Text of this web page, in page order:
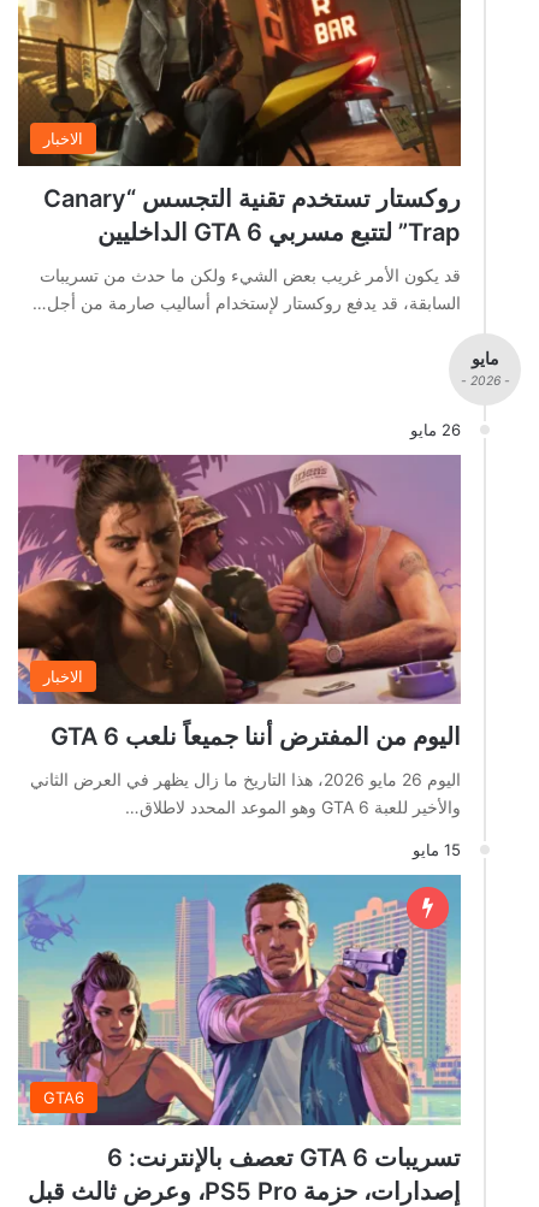
الاخبار
روكستار تستخدم تقنية التجسس “Canary
Trap” لتتبع مسربي GTA 6 الداخليين
قد يكون الأمر غريب بعض الشيء ولكن ما حدث من تسريبات
السابقة، قد يدفع روكستار لإستخدام أساليب صارمة من أجل…
مايو
- 2026 -
26 مايو
الاخبار
اليوم من المفترض أننا جميعاً نلعب GTA 6
اليوم 26 مايو 2026، هذا التاريخ ما زال يظهر في العرض الثاني
والأخير للعبة GTA 6 وهو الموعد المحدد لاطلاق…
15 مايو
GTA6
تسريبات GTA 6 تعصف بالإنترنت: 6
إصدارات، حزمة PS5 Pro، وعرض ثالث قبل